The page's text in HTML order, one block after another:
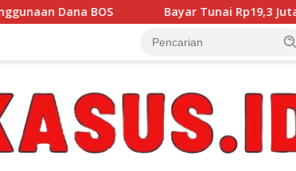
Bayar Tunai Rp19,3 Juta, Motor Honda Beat